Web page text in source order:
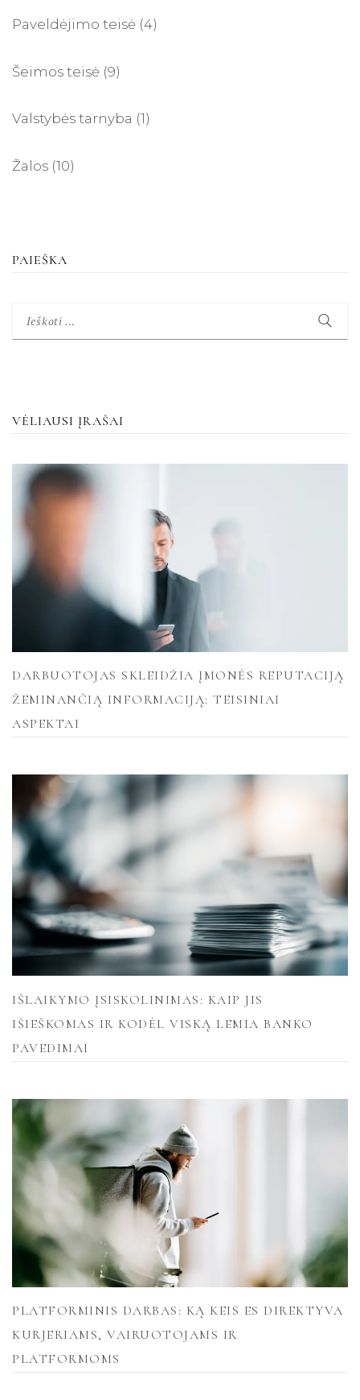
Paveldėjimo teisė (4)
Šeimos teisė (9)
Valstybės tarnyba (1)
Žalos (10)
PAIEŠKA
Ieškoti:
VĖLIAUSI ĮRAŠAI
DARBUOTOJAS SKLEIDŽIA ĮMONĖS REPUTACIJĄ
ŽEMINANČIĄ INFORMACIJĄ: TEISINIAI
ASPEKTAI
IŠLAIKYMO ĮSISKOLINIMAS: KAIP JIS
IŠIEŠKOMAS IR KODĖL VISKĄ LEMIA BANKO
PAVEDIMAI
PLATFORMINIS DARBAS: KĄ KEIS ES DIREKTYVA
KURJERIAMS, VAIRUOTOJAMS IR
PLATFORMOMS